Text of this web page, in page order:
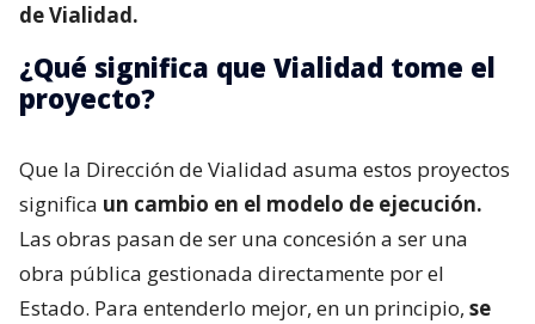
de Vialidad.
¿Qué significa que Vialidad tome el
proyecto?
Que la Dirección de Vialidad asuma estos proyectos
significa un cambio en el modelo de ejecución.
Las obras pasan de ser una concesión a ser una
obra pública gestionada directamente por el
Estado. Para entenderlo mejor, en un principio, se